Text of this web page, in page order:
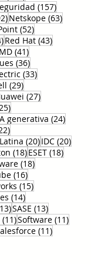
(157)157
92 entradas
Netskope (63)63
(52)52 entradas
44 entradas
Red Hat (43)43
entradas
(41)41 entradas
(36)36 entradas
(33)33 entradas
(29)29 entradas
entradas
(27)27 entradas
25 entradas
entradas
generativa (24)24
22 entradas
(20)20 entradas
IDC (20)20
(18)18 entradas
ESET (18)18
(18)18 entradas
(16)16 entradas
(15)15 entradas
(14)14 entradas
13 entradas
SASE (13)13
(11)11 entradas
Software (11)11
entradas(11)11